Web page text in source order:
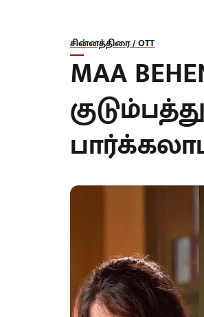
சின்னத்திரை / OTT
MAA